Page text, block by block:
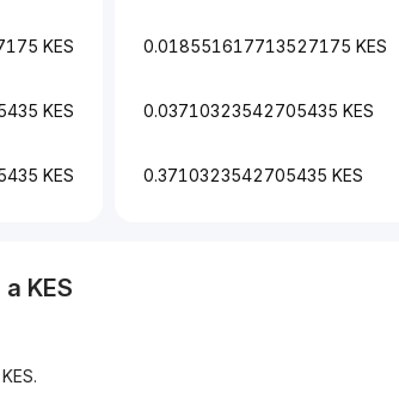
KES
KES
KES
0.018551617713527175 KES
0.03710323542705435 KES
0.3710323542705435 KES
a KES